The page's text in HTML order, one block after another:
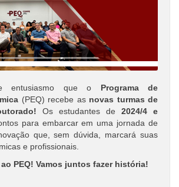
entusiasmo que o Programa de
(PEQ) recebe as novas turmas de
Os estudantes de 2024/4 e
para embarcar em uma jornada de
que, sem dúvida, marcará suas
e profissionais.
PEQ! Vamos juntos fazer história!